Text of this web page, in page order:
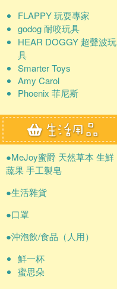
FLAPPY 玩耍專家
godog 耐咬玩具
HEAR DOGGY 超聲波玩
具
Smarter Toys
Amy Carol
Phoenix 菲尼斯
●MeJoy蜜爵 天然草本 生鮮
蔬果 手工製皂
●生活雜貨
●口罩
●沖泡飲/食品（人用）
鮮一杯
蜜思朵